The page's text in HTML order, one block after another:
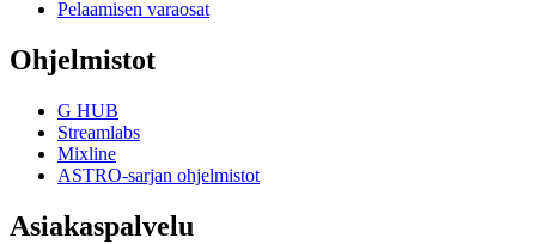
Pelaamisen varaosat
Ohjelmistot
G HUB
Streamlabs
Mixline
ASTRO-sarjan ohjelmistot
Asiakaspalvelu